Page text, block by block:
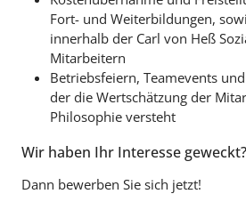
Fort- und Weiterbildungen,
innerhalb der Carl von Heß
Mitarbeitern
Betriebsfeiern, Teamevents
der die Wertschätzung der
Philosophie versteht
Wir haben Ihr Interesse geweckt?
Dann bewerben Sie sich jetzt!